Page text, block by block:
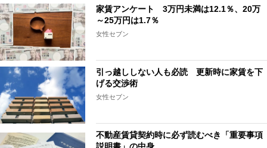
家賃アンケート 3万円未満は12.1％、20万
～25万円は1.7％
女性セブン
引っ越ししない人も必読 更新時に家賃を下
げる交渉術
女性セブン
不動産賃貸契約時に必ず読むべき「重要事項
説明書」の中身